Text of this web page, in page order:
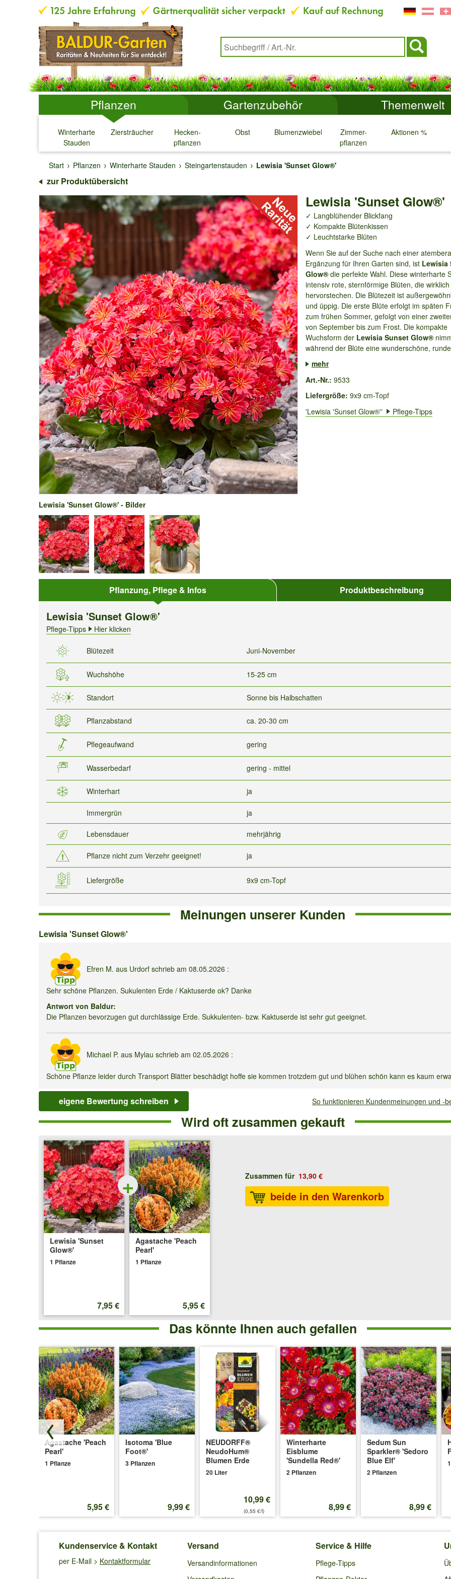
Pflanzen Gartenzubehör Themenwelt
Winterharte
Stauden
↓
Ziersträucher
↓
Hecken-
pflanzen
↓
Obst
↓
Blumenzwiebeln
↓
Zimmer-
pflanzen
↓
Aktionen %
↓ ↓
Start
Pflanzen Winterharte Stauden Steingartenstauden Lewisia 'Sunset Glow®'
zur Produktübersicht
Lewisia 'Sunset Glow®'
✓ Langblühender Blickfang
✓ Kompakte Blütenkissen
✓ Leuchtstarke Blüten
Wenn Sie auf der Suche nach einer
Ergänzung für Ihren Garten sind, ist Lewisia
Glow®die perfekte Wahl. Diese winterharte
intensiv rote, sternförmige Blüten, die wirklich
hervorstechen. Die Blütezeit ist
und üppig. Die erste Blüte erfolgt im späten
zum frühen Sommer, gefolgt von einer
von September bis zum Frost. Die kompakte
Wuchsform der Lewisia Sunset Glow®
während der Blüte eine wunderschöne,
mehr
Art.-Nr.: 9533
Liefergröße: 9x9 cm-Topf
'Lewisia 'Sunset Glow®''
Pflege-Tipps
Lewisia 'Sunset Glow®' - Bilder
Pflanzung, Pflege & Infos Produktbeschreibung
Lewisia 'Sunset Glow®'
Pflege-Tipps Hier klicken
Blütezeit Juni-November
Wuchshöhe 15-25 cm
Standort Sonne bis Halbschatten
Pflanzabstand ca. 20-30 cm
Pflegeaufwand gering
Wasserbedarf gering - mittel
Winterhart ja
Immergrün ja
Lebensdauer mehrjährig
Pflanze nicht zum Verzehr geeignet! ja
Liefergröße 9x9 cm-Topf
Meinungen unserer Kunden
Lewisia
Glow®'
Lewisia 'Sunset Glow®'
Efren M. aus Urdorf schrieb am 08.05.2026 :
Sehr schöne Pflanzen. Sukulenten Erde / Kaktuserde ok? Danke
Antwort von Baldur:
Die Pflanzen bevorzugen gut durchlässige Erde. Sukkulenten- bzw. Kaktuserde ist sehr gut geeignet.
Michael P. aus Mylau schrieb am 02.05.2026 :
Schöne Pflanze leider durch Transport Blätter beschädigt hoffe sie kommen trotzdem gut und blühen schön kann es kaum
eigene Bewertung schreiben So funktionieren Kundenmeinungen und -
Wird oft zusammen gekauft
Lewisia 'Sunset
Glow®'
1 Pflanze
7,95 €
+
Agastache 'Peach
Pearl'
1 Pflanze
5,95 €
Zusammen für 13,90 €
beide in den Warenkorb
Das könnte Ihnen auch gefallen
Agastache 'Peach
Pearl'
1 Pflanze
5,95 €
Isotoma 'Blue
Foot®'
3 Pflanzen
9,99 €
NEUDORFF®
NeudoHum®
Blumen Erde
20 Liter
10,99 €
(0,55 €/l)
Winterharte
Eisblume
'Sundella Red®'
2 Pflanzen
8,99 €
Sedum Sun
Sparkler® 'Sedoro
Blue Elf'
2 Pflanzen
8,99 €
Kundenservice & Kontakt
per E-Mail > Kontaktformular
Versand
Versandinformationen
Service & Hilfe
Pflege-Tipps